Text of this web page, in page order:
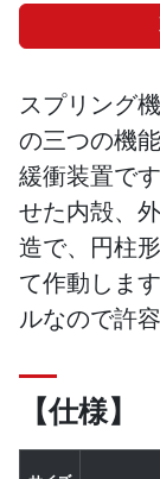
スプリング
の三つの機
緩衝装置で
せた内殻、
造で、円柱
て作動しま
ルなので許
【仕様】